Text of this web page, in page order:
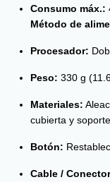
Consumo máx.:
Método de
Procesador:
Peso: 330 g
Materiales:
cubierta y
Botón:
Cable /